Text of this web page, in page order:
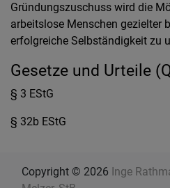
Gründungszuschuss wird die
arbeitslose Menschen gezielter
erfolgreiche Selbständigkeit zu
Gesetze und Urteile
§ 3 EStG
§ 32b EStG
Copyright © 2026 Inge